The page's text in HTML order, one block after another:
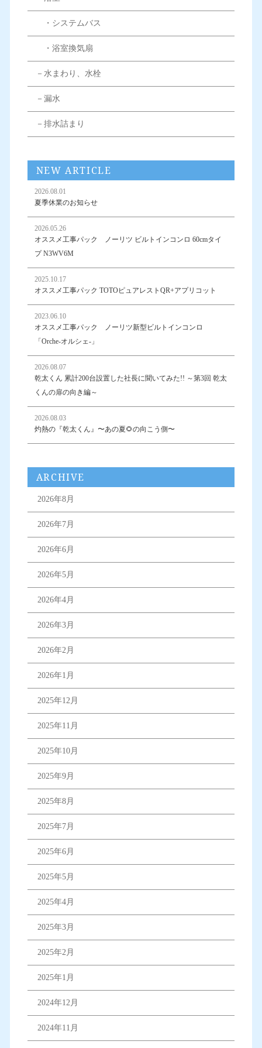
・システムバス
・浴室換気扇
－水まわり、水栓
－漏水
－排水詰まり
NEW ARTICLE
2026.08.01
夏季休業のお知らせ
2026.05.26
オススメ工事パック ノーリツ ビルトインコンロ 60cmタイ
プ N3WV6M
2025.10.17
オススメ工事パック TOTOピュアレストQR+アプリコット
2023.06.10
オススメ工事パック ノーリツ新型ビルトインコンロ
「Orche-オルシェ-」
2026.08.07
乾太くん 累計200台設置した社長に聞いてみた!! ～第3回 乾太
くんの扉の向き編～
2026.08.03
灼熱の『乾太くん』〜あの夏🌻の向こう側〜
ARCHIVE
2026年8月
2026年7月
2026年6月
2026年5月
2026年4月
2026年3月
2026年2月
2026年1月
2025年12月
2025年11月
2025年10月
2025年9月
2025年8月
2025年7月
2025年6月
2025年5月
2025年4月
2025年3月
2025年2月
2025年1月
2024年12月
2024年11月